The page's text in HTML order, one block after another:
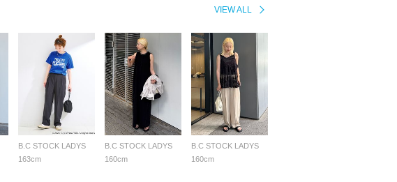
VIEW ALL
B.C STOCK LADYS
163cm
B.C STOCK LADYS
160cm
B.C STOCK LADYS
160cm